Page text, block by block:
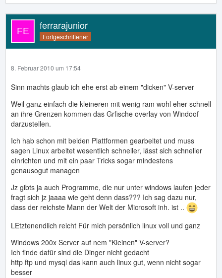
ferrarajunior
Fortgeschrittener
8. Februar 2010 um 17:54
Sinn machts glaub ich ehe erst ab einem "dicken" V-server
Weil ganz einfach die kleineren mit wenig ram wohl eher schnell
an ihre Grenzen kommen das Grfische overlay von Windoof
darzustellen.
Ich hab schon mit beiden Plattformen gearbeitet und muss
sagen Linux arbeitet wesentlich schneller, lässt sich schneller
einrichten und mit ein paar Tricks sogar mindestens
genausogut managen
Jz gibts ja auch Programme, die nur unter windows laufen jeder
fragt sich jz jaaaa wie geht denn dass??? Ich sag dazu nur,
dass der reichste Mann der Welt der Microsoft inh. ist ..
LEtztenendlich reicht Für mich persönlich linux voll und ganz
Windows 200x Server auf nem "Kleinen" V-server?
Ich finde dafür sind die Dinger nicht gedacht
http ftp und mysql das kann auch linux gut, wenn nicht sogar
besser